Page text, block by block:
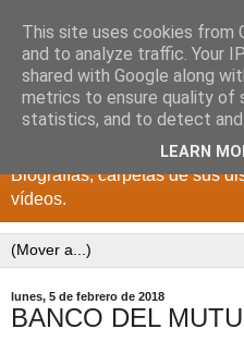
DISCOS
RECUERDO
CANTANTES Y GRUPOS
Biografías, carpetas de sus
vídeos.
lunes, 5 de febrero de 2018
BANCO DEL
This site uses cookies from
and to analyze traffic. Your
shared with Google along
metrics to ensure quality of
statistics, and to detect and
LEARN